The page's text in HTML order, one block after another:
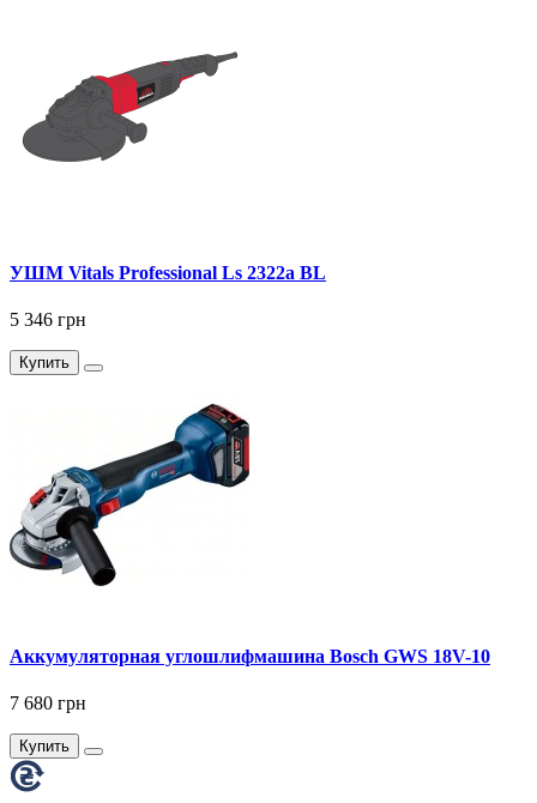
УШМ Vitals Professional Ls 2322a BL
5 346 грн
Купить
Аккумуляторная углошлифмашина Bosch GWS 18V-10
7 680 грн
Купить